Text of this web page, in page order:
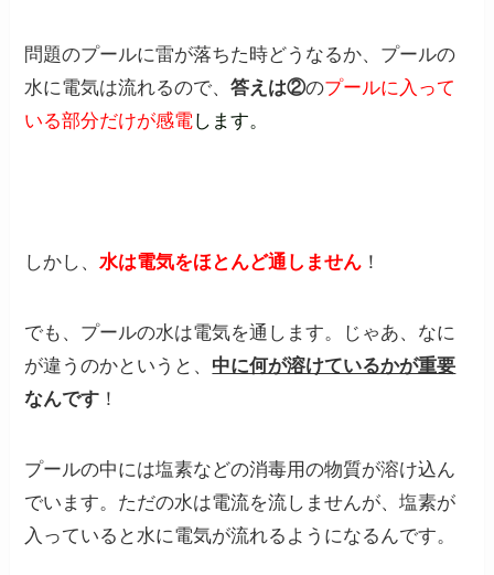
問題のプールに雷が落ちた時どうなるか、プールの
水に電気は流れるので、答えは②のプールに入って
いる部分だけが感電 します。
しかし、 水は電気をほとんど通しません ！
でも、プールの水は電気を通します。じゃあ、なに
が違うのかというと、 中に何が溶けているかが重要
なんです ！
プールの中には塩素などの消毒用の物質が溶け込ん
でいます。ただの水は電流を流しませんが、塩素が
入っていると水に電気が流れるようになるんです。